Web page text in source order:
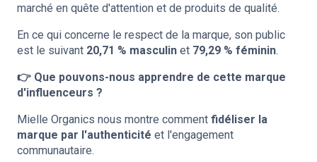
marché en quête d'attention et de produits de qualité.
En ce qui concerne le respect de la marque, son public
est le suivant 20,71 % masculin et 79,29 % féminin.
👉 Que pouvons-nous apprendre de cette marque
d'influenceurs ?
Mielle Organics nous montre comment fidéliser la
marque par l'authenticité et l'engagement
communautaire.